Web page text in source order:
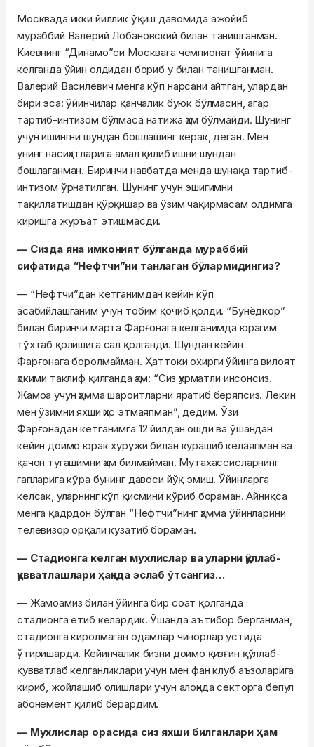
Москвада икки йиллик ўқиш давомида ажойиб
мураббий Валерий Лобановский билан танишганман.
Киевнинг “Динамо”си Москвага чемпионат ўйинига
келганда ўйин олдидан бориб у билан танишганман.
Валерий Василевич менга кўп нарсани айтган, улардан
бири эса: ўйинчилар қанчалик буюк бўлмасин, агар
тартиб-интизом бўлмаса натижа ҳам бўлмайди. Шунинг
учун ишингни шундан бошлашинг керак, деган. Мен
унинг насиҳатларига амал қилиб ишни шундан
бошлаганман. Биринчи навбатда менда шунақа тартиб-
интизом ўрнатилган. Шунинг учун эшигимни
тақиллатишдан қўрқишар ва ўзим чақирмасам олдимга
киришга журъат этишмасди.
— Сизда яна имконият бўлганда мураббий
сифатида “Нефтчи”ни танлаган бўлармидингиз?
— “Нефтчи”дан кетганимдан кейин кўп
асабийлашганим учун тобим қочиб қолди. “Бунёдкор”
билан биринчи марта Фарғонага келганимда юрагим
тўхтаб қолишига сал қолганди. Шундан кейин
Фарғонага боролмайман. Ҳаттоки охирги ўйинга вилоят
ҳокими таклиф қилганда ҳам: “Сиз ҳурматли инсонсиз.
Жамоа учун ҳамма шароитларни яратиб беряпсиз. Лекин
мен ўзимни яхши ҳис этмаяпман”, дедим. Ўзи
Фарғонадан кетганимга 12 йилдан ошди ва ўшандан
кейин доимо юрак хуружи билан курашиб келаяпман ва
қачон тугашимни ҳам билмайман. Мутахассисларнинг
гапларига кўра бунинг давоси йўқ эмиш. Ўйинларга
келсак, уларнинг кўп қисмини кўриб бораман. Айниқса
менга қадрдон бўлган “Нефтчи”нинг ҳамма ўйинларини
телевизор орқали кузатиб бораман.
— Стадионга келган мухлислар ва уларни қўллаб-
қувватлашлари ҳақида эслаб ўтсангиз…
— Жамоамиз билан ўйинга бир соат қолганда
стадионга етиб келардик. Ўшанда эътибор берганман,
стадионга киролмаган одамлар чинорлар устида
ўтиришарди. Кейинчалик бизни доимо қизғин қўллаб-
қувватлаб келганликлари учун мен фан клуб аъзоларига
кириб, жойлашиб олишлари учун алоҳида секторга бепул
абонемент қилиб берардим.
— Мухлислар орасида сиз яхши билганлари ҳам